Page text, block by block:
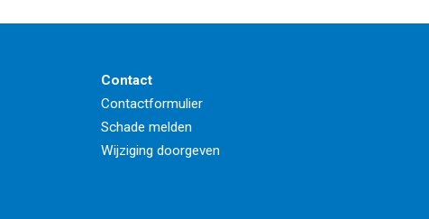
Contact
Contactformulier
Schade melden
Wijziging doorgeven